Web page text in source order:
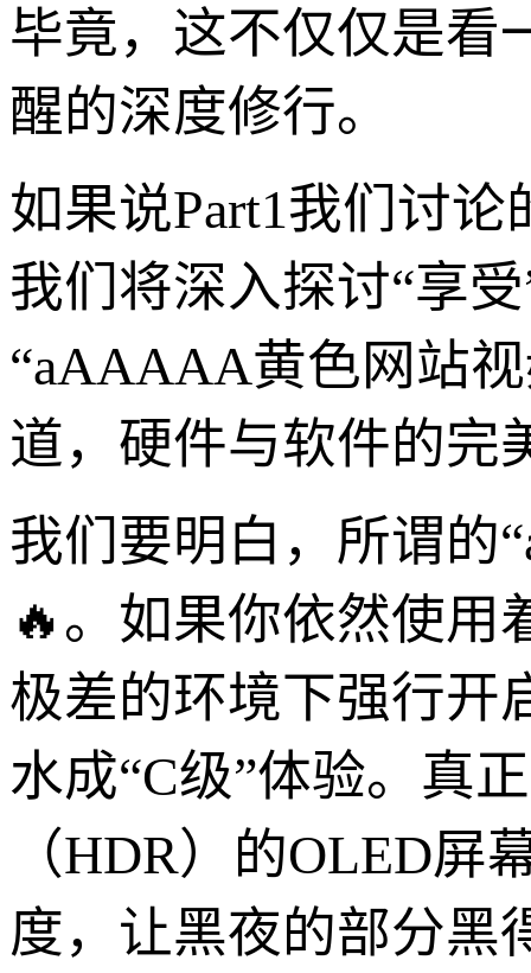
毕竟，这不仅仅是看
醒的深度修行。
如果说Part1我们讨
我们将深入探讨“享
“aAAAAA黄色网站
道，硬件与软件的完
我们要明白，所谓的
🔥。如果你依然使用
极差的环境下强行开
水成“C级”体验。真
（HDR）的OLED
度，让黑夜的部分黑